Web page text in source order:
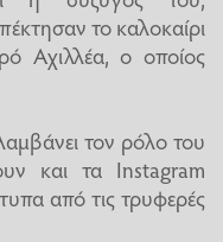
το καλοκαίρι
Αχιλλέα, ο οποίος
τον ρόλο του
και τα Instagram
από τις τρυφερές